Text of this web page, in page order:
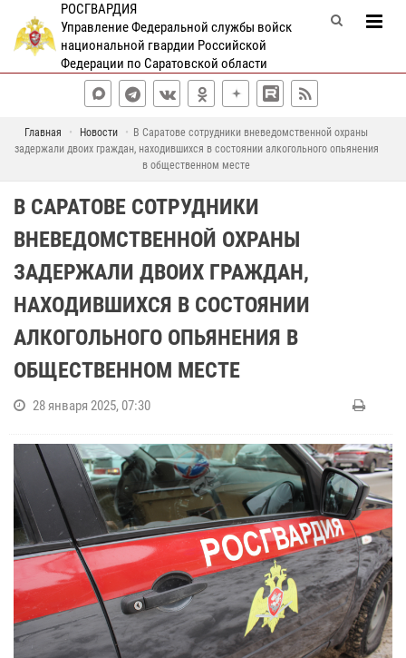
РОСГВАРДИЯ
Управление Федеральной службы войск
национальной гвардии Российской
Федерации по Саратовской области
Главная Новости
В Саратове сотрудники вневедомственной охраны
задержали двоих граждан, находившихся в состоянии алкогольного опьянения
в общественном месте
В САРАТОВЕ СОТРУДНИКИ
ВНЕВЕДОМСТВЕННОЙ ОХРАНЫ
ЗАДЕРЖАЛИ ДВОИХ ГРАЖДАН,
НАХОДИВШИХСЯ В СОСТОЯНИИ
АЛКОГОЛЬНОГО ОПЬЯНЕНИЯ В
ОБЩЕСТВЕННОМ МЕСТЕ
28 января 2025, 07:30